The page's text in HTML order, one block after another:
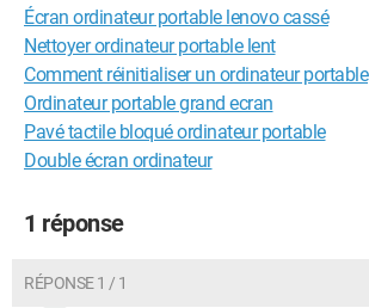
Écran ordinateur portable lenovo cassé
Nettoyer ordinateur portable lent
Comment réinitialiser un ordinateur portable
Ordinateur portable grand ecran
Pavé tactile bloqué ordinateur portable
Double écran ordinateur
1 réponse
RÉPONSE 1 / 1